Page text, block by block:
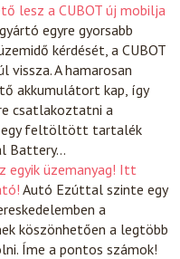
lesz a CUBOT új mobilja
egyre gyorsabb
kérdését, a CUBOT
vissza. A hamarosan
akkumulátort kap, így
csatlakoztatni a
egy feltöltött tartalék
Battery…
egyik üzemanyag! Itt
Autó Ezúttal szinte egy
a
köszönhetően a legtöbb
Íme a pontos számok!